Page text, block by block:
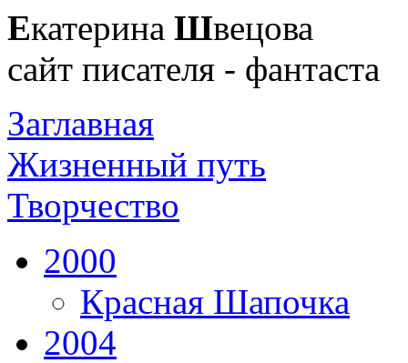
Екатерина Швецова
сайт писателя - фантаста
Заглавная
Жизненный путь
Творчество
2000
Красная Шапочка
2004